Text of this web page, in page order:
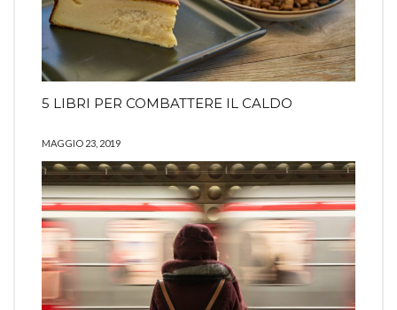
5 LIBRI PER COMBATTERE IL CALDO
MAGGIO 23, 2019